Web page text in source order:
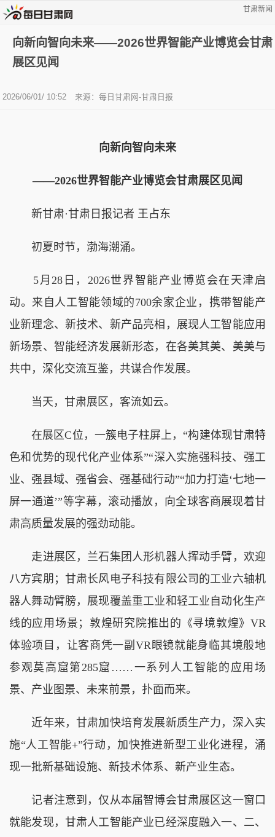
甘肃新闻
向新向智向未来——2026世界智能产业博览会甘肃
展区见闻
2026/06/01/ 10:52 来源：每日甘肃网-甘肃日报
向新向智向未来
——2026世界智能产业博览会甘肃展区见闻
新甘肃·甘肃日报记者 王占东
初夏时节，渤海潮涌。
5月28日，2026世界智能产业博览会在天津启
动。来自人工智能领域的700余家企业，携带智能产
业新理念、新技术、新产品亮相，展现人工智能应用
新场景、智能经济发展新形态，在各美其美、美美与
共中，深化交流互鉴，共谋合作发展。
当天，甘肃展区，客流如云。
在展区C位，一簇电子柱屏上，“构建体现甘肃特
色和优势的现代化产业体系”“深入实施强科技、强工
业、强县域、强省会、强基础行动”“加力打造‘七地一
屏一通道’”等字幕，滚动播放，向全球客商展现着甘
肃高质量发展的强劲动能。
走进展区，兰石集团人形机器人挥动手臂，欢迎
八方宾朋；甘肃长风电子科技有限公司的工业六轴机
器人舞动臂膀，展现覆盖重工业和轻工业自动化生产
线的应用场景；敦煌研究院推出的《寻境敦煌》VR
体验项目，让客商凭一副VR眼镜就能身临其境般地
参观莫高窟第285窟……一系列人工智能的应用场
景、产业图景、未来前景，扑面而来。
近年来，甘肃加快培育发展新质生产力，深入实
施“人工智能+”行动，加快推进新型工业化进程，涌
现一批新基础设施、新技术体系、新产业生态。
记者注意到，仅从本届智博会甘肃展区这一窗口
就能发现，甘肃人工智能产业已经深度融入一、二、